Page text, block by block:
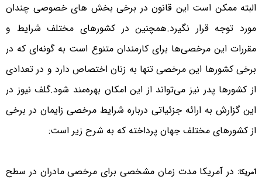
البته ممکن است این قانون در برخی بخش های خصوصی چندان
مورد توجه قرار نگیرد.همچنین در کشورهای مختلف شرایط و
مقررات این مرخصی‌ها برای کارمندان متنوع است به گونه‌ای که در
برخی کشورها این مرخصی تنها به زنان اختصاص دارد و در تعدادی
از کشورها پدر نیز می‌تواند از این امکان بهره‌مند شود.گلف نیوز در
این گزارش به ارائه جزئیاتی درباره شرایط مرخصی زایمان در برخی
از کشورهای مختلف جهان پرداخته‌ که به شرح زیر است:
آمریکا: در آمریکا مدت زمان مشخصی برای مرخصی مادران در سطح